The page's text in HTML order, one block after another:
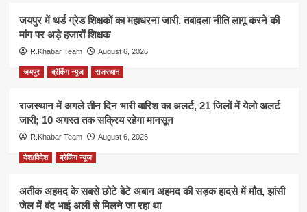
जयपुर में थर्ड ग्रेड शिक्षकों का महाधरना जारी, तबादला नीति लागू करने की
मांग पर अड़े हजारों शिक्षक
R.Khabar Team August 6, 2026
जयपुर ब्रेकिंग न्यूज राजस्थान
राजस्थान में अगले तीन दिन भारी बारिश का अलर्ट, 21 जिलों में येलो अलर्ट
जारी; 10 अगस्त तक सक्रिय रहेगा मानसून
R.Khabar Team August 6, 2026
देश/विदेश ब्रेकिंग न्यूज
अतीक अहमद के सबसे छोटे बेटे अबान अहमद की सड़क हादसे में मौत, झांसी
जेल में बंद भाई अली से मिलने जा रहा था